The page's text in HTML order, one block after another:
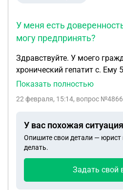
У меня есть
могу предпринять?
Здравствуйте. У моего
хронический гепатит с. Ему
военкомат с вопросом
рем бат. Ответили, что
коротко-отправили из
медкомиссия-кстегорияВ-
учебка. Сейчас он в учебке и
отправят! Что теперь
Показать полностью
22 февраля, 15:14, вопрос
У вас похожая
Опишите свои детали — юрист
делать.
Задать свой